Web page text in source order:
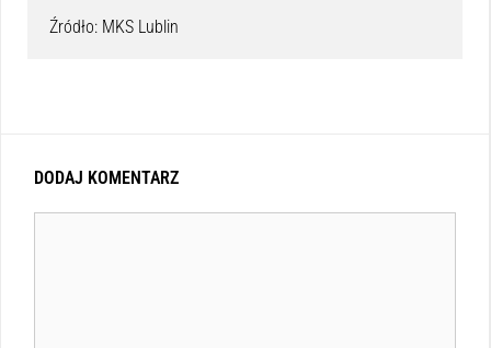
Źródło: MKS Lublin
DODAJ KOMENTARZ